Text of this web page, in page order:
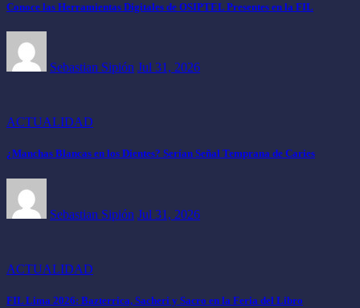
Conoce las Herramientas Digitales de OSIPTEL Presentes en la FIL
Sebastian Sipión Jul 31, 2026
ACTUALIDAD
¿Manchas Blancas en los Dientes? Serían Señal Temprana de Caries
Sebastian Sipión Jul 31, 2026
ACTUALIDAD
FIL Lima 2026: Bazterrica, Sacheri y Sacro en la Feria del Libro